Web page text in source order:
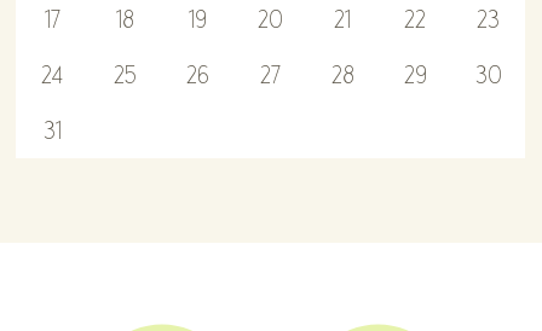
17
18 19 20 21 22
23
24
25 26 27 28 29
30
31